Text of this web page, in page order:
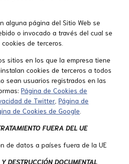
alguna página del Sitio Web se
o invocado a través del cual se
de terceros.
sitios en los que la empresa tiene
cookies de terceros a todos
sean usuarios registrados en las
Página de Cookies de
de Twitter Página de
de Cookies de Google
FUERA DEL UE
de datos a países fuera de la UE
DESTRUCCIÓN DOCUMENTAL